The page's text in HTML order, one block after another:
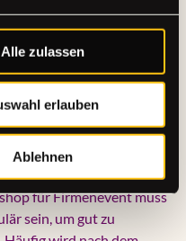
Alle zulassen
erlauben
Ablehnen
selbst aus. Beides ist
ist nur, dass das Format
bei der
unterschätzen
für Firmenevent muss
sein, um gut zu